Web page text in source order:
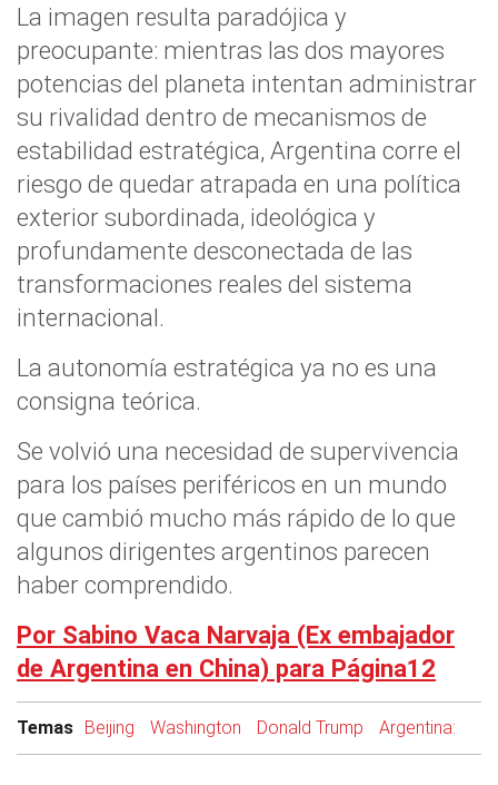
La imagen resulta paradójica y
preocupante: mientras las dos mayores
potencias del planeta intentan administrar
su rivalidad dentro de mecanismos de
estabilidad estratégica, Argentina corre el
riesgo de quedar atrapada en una política
exterior subordinada, ideológica y
profundamente desconectada de las
transformaciones reales del sistema
internacional.
La autonomía estratégica ya no es una
consigna teórica.
Se volvió una necesidad de supervivencia
para los países periféricos en un mundo
que cambió mucho más rápido de lo que
algunos dirigentes argentinos parecen
haber comprendido.
Por Sabino Vaca Narvaja (Ex embajador
de Argentina en China) para Página12
Temas Beijing Washington Donald Trump Argentina: